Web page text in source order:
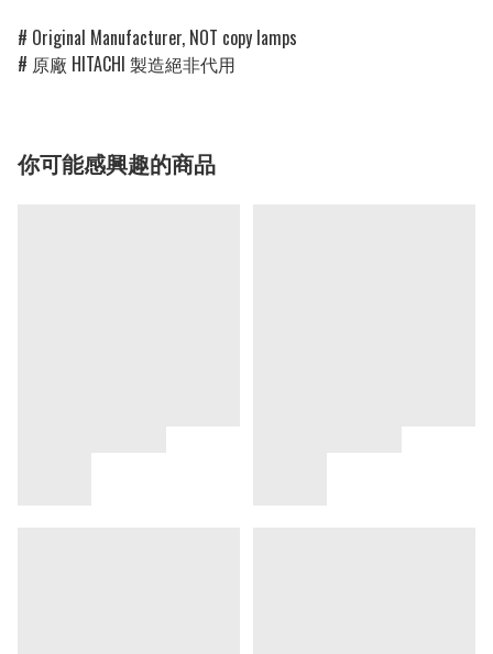
# Original Manufacturer, NOT copy lamps
# 原廠 HITACHI 製造絕非代用
你可能感興趣的商品